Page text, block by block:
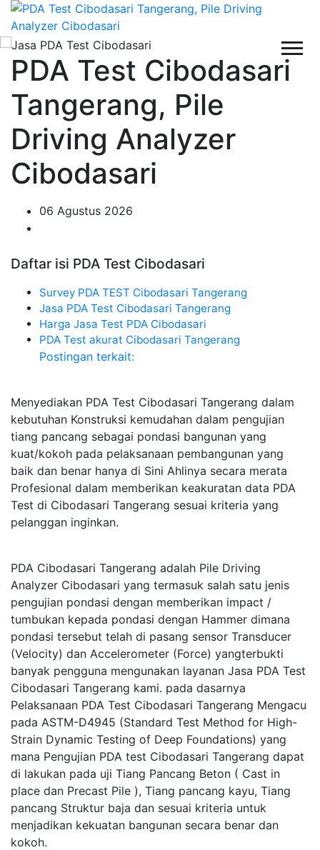
PDA Test Cibodasari
Tangerang, Pile
Driving Analyzer
Cibodasari
06 Agustus 2026
Daftar isi PDA Test Cibodasari
Survey PDA TEST Cibodasari Tangerang
Jasa PDA Test Cibodasari Tangerang
Harga Jasa Test PDA Cibodasari
PDA Test akurat Cibodasari Tangerang
Postingan terkait:
Menyediakan PDA Test Cibodasari Tangerang dalam
kebutuhan Konstruksi kemudahan dalam pengujian
tiang pancang sebagai pondasi bangunan yang
kuat/kokoh pada pelaksanaan pembangunan yang
baik dan benar hanya di Sini Ahlinya secara merata
Profesional dalam memberikan keakuratan data PDA
Test di Cibodasari Tangerang sesuai kriteria yang
pelanggan inginkan.
PDA Cibodasari Tangerang adalah Pile Driving
Analyzer Cibodasari yang termasuk salah satu jenis
pengujian pondasi dengan memberikan impact /
tumbukan kepada pondasi dengan Hammer dimana
pondasi tersebut telah di pasang sensor Transducer
(Velocity) dan Accelerometer (Force) yangterbukti
banyak pengguna mengunakan layanan Jasa PDA Test
Cibodasari Tangerang kami. pada dasarnya
Pelaksanaan PDA Test Cibodasari Tangerang Mengacu
pada ASTM-D4945 (Standard Test Method for High-
Strain Dynamic Testing of Deep Foundations) yang
mana Pengujian PDA test Cibodasari Tangerang dapat
di lakukan pada uji Tiang Pancang Beton ( Cast in
place dan Precast Pile ), Tiang pancang kayu, Tiang
pancang Struktur baja dan sesuai kriteria untuk
menjadikan kekuatan bangunan secara benar dan
kokoh.